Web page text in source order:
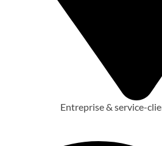
Entreprise & service-